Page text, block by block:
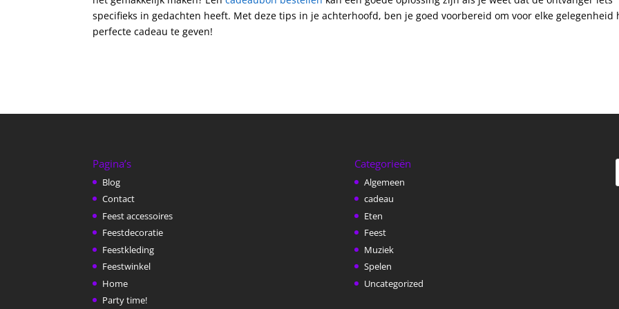
specifieks in gedachten heeft. Met deze tips in je achterhoofd, ben je goed voorbereid om voor elke gelegenheid
perfecte cadeau te geven!
Pagina’s
Blog
Contact
Feest accessoires
Feestdecoratie
Feestkleding
Feestwinkel
Home
Party time!
Categorieën
Algemeen
cadeau
Eten
Feest
Muziek
Spelen
Uncategorized